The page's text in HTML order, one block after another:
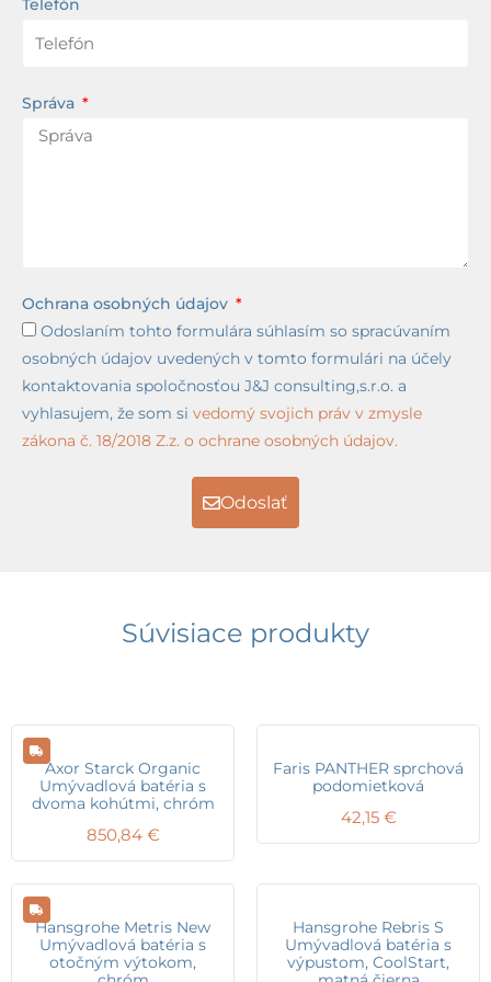
Telefón
Správa
Ochrana osobných údajov
Odoslaním tohto formulára súhlasím so spracúvaním
osobných údajov uvedených v tomto formulári na účely
kontaktovania spoločnosťou J&J consulting,s.r.o. a
vyhlasujem, že som si vedomý svojich práv v zmysle
zákona č. 18/2018 Z.z. o ochrane osobných údajov.
Odoslať
Súvisiace produkty
Axor Starck Organic
Umývadlová batéria s
dvoma kohútmi, chróm
850,84 €
Faris PANTHER sprchová
podomietková
42,15 €
Hansgrohe Metris New
Umývadlová batéria s
otočným výtokom,
Hansgrohe Rebris S
Umývadlová batéria s
výpustom, CoolStart,